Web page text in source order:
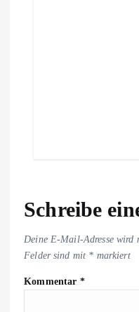
Schreibe
Deine E-Mail-Adresse wird
Felder sind mit * markiert
Kommentar *